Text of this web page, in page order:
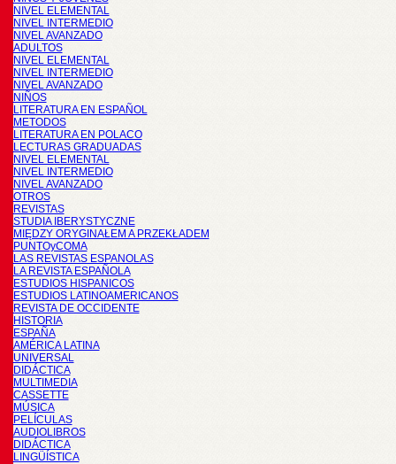
NIVEL ELEMENTAL
NIVEL INTERMEDIO
NIVEL AVANZADO
ADULTOS
NIVEL ELEMENTAL
NIVEL INTERMEDIO
NIVEL AVANZADO
NIÑOS
LITERATURA EN ESPAÑOL
METODOS
LITERATURA EN POLACO
LECTURAS GRADUADAS
NIVEL ELEMENTAL
NIVEL INTERMEDIO
NIVEL AVANZADO
OTROS
REVISTAS
STUDIA IBERYSTYCZNE
MIĘDZY ORYGINAŁEM A PRZEKŁADEM
PUNTOyCOMA
LAS REVISTAS ESPANOLAS
LA REVISTA ESPAÑOLA
ESTUDIOS HISPANICOS
ESTUDIOS LATINOAMERICANOS
REVISTA DE OCCIDENTE
HISTORIA
ESPAÑA
AMÉRICA LATINA
UNIVERSAL
DIDÁCTICA
MULTIMEDIA
CASSETTE
MÚSICA
PELÍCULAS
AUDIOLIBROS
DIDÁCTICA
LINGÜÍSTICA